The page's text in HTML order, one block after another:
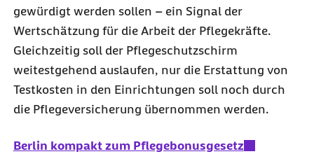
gewürdigt werden sollen – ein Signal der
Wertschätzung für die Arbeit der Pflegekräfte.
Gleichzeitig soll der Pflegeschutzschirm
weitestgehend auslaufen, nur die Erstattung von
Testkosten in den Einrichtungen soll noch durch
die Pflegeversicherung übernommen werden.
Berlin kompakt zum Pflegebonusgesetz